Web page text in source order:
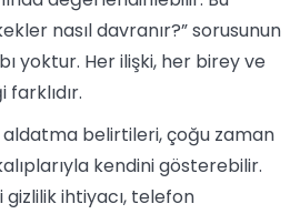
nasıl davranır?” sorusunun
yoktur. Her ilişki, her birey ve
belirtileri, çoğu zaman
kendini gösterebilir.
ihtiyacı, telefon